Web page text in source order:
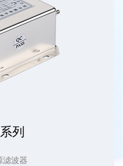
列
滤波器